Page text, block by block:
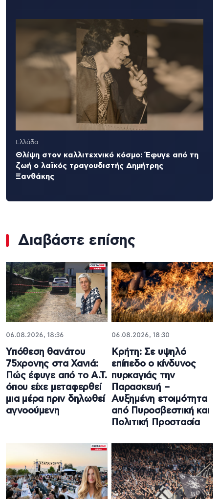
Ελλάδα
Θλίψη στον καλλιτεχνικό κόσμο: Έφυγε από τη
ζωή ο λαϊκός τραγουδιστής Δημήτρης
Ξανθάκης
Διαβάστε επίσης
06.08.2026, 18:36
Υπόθεση θανάτου
75χρονης στα Χανιά:
Πώς έφυγε από το Α.Τ.
όπου είχε μεταφερθεί
μια μέρα πριν δηλωθεί
αγνοούμενη
06.08.2026, 18:30
Κρήτη: Σε υψηλό
επίπεδο ο κίνδυνος
πυρκαγιάς την
Παρασκευή –
Αυξημένη ετοιμότητα
από Πυροσβεστική και
Πολιτική Προστασία